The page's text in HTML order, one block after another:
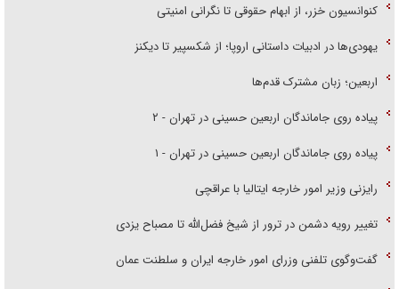
کنوانسیون خزر، از ابهام حقوقی تا نگرانی امنیتی
یهودی‌ها در ادبیات داستانی اروپا؛ از شکسپیر تا دیکنز
اربعین؛ زبان مشترک قدم‌ها
پیاده روی جاماندگان اربعین حسینی در تهران - ۲
پیاده روی جاماندگان اربعین حسینی در تهران - ۱
رایزنی وزیر امور خارجه ایتالیا با عراقچی
تغییر رویه دشمن در ترور از شیخ فضل‌الله تا مصباح یزدی
گفت‌وگوی تلفنی وزرای امور خارجه ایران و سلطنت عمان